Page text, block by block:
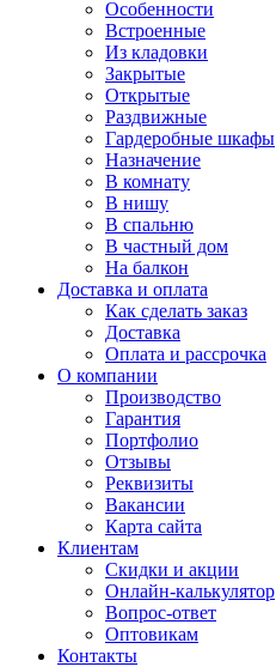
Особенности
Встроенные
Из кладовки
Закрытые
Открытые
Раздвижные
Гардеробные шкафы
Назначение
В комнату
В нишу
В спальню
В частный дом
На балкон
Доставка и оплата
Как сделать заказ
Доставка
Оплата и рассрочка
О компании
Производство
Гарантия
Портфолио
Отзывы
Реквизиты
Вакансии
Карта сайта
Клиентам
Скидки и акции
Онлайн-калькулятор
Вопрос-ответ
Оптовикам
Контакты